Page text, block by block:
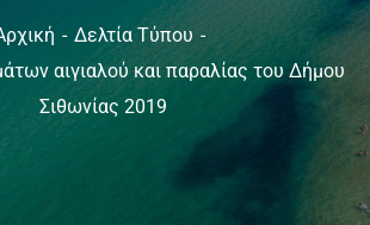
Δελτία Τύπου
αιγιαλού και παραλίας του Δήμου
Σιθωνίας 2019